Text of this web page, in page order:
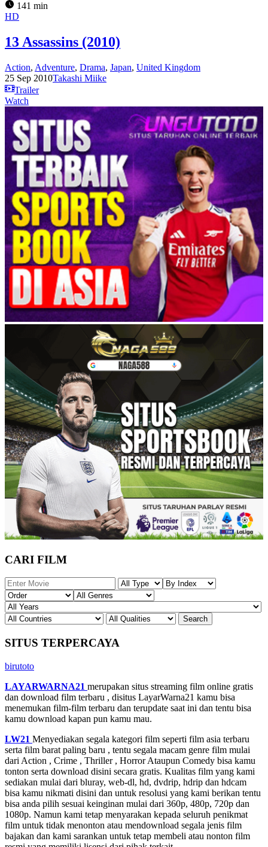
141 min
HD
13 Assassins (2010)
Action, Adventure, Drama, Japan, United Kingdom
25 Sep 2010Takashi Miike
Trailer
Watch
CARI FILM
SITUS TERPERCAYA
birutoto
LAYARWARNA21 merupakan situs streaming film online gratis
dan download film terbaru , disitus LayarWarna21 kamu bisa
menemukan film-film terbaru dan terupdate saat ini dan tentu bisa
kamu download kapan pun kamu mau.
LW21 Menyediakan segala kategori film seperti film asia terbaru
serta film barat paling baru , tentu segala macam genre film mulai
dari Action , Crime , Thriller , Horror Ataupun Comedy bisa kamu
tonton serta download disini secara gratis. Kualitas film yang kami
sediakan mulai dari bluray, web-dl, hd, dvdrip, hdrip dan hdcam
bisa kamu nikmati disini dan untuk resolusi yang kami berikan tentu
bisa anda pilih sesuai keinginan mulai dari 360p, 480p, 720p dan
1080p. Namun kami tetap menyarakan kepada seluruh penikmat
film untuk tidak menonton atau mendownload segala jenis film
bajakan dan kami sarankan untuk tetap membeli atau nonton film